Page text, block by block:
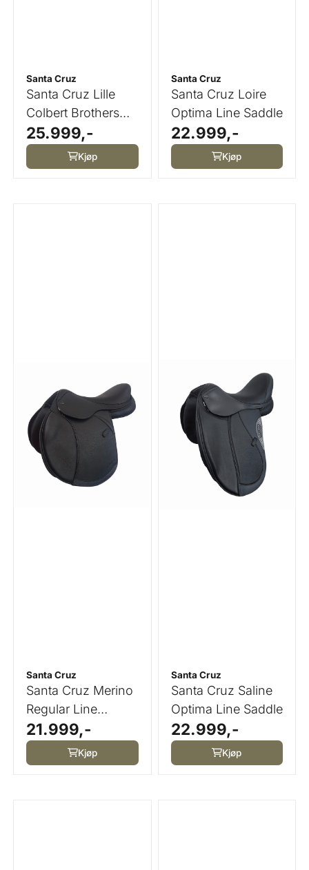
Santa Cruz
Santa Cruz Lille
Colbert Brothers
Line Saddle
25.999,-
Kjøp
Santa Cruz
Santa Cruz Loire
Optima Line Saddle
22.999,-
Kjøp
Santa Cruz
Santa Cruz Merino
Regular Line
Saddle
21.999,-
Kjøp
Santa Cruz
Santa Cruz Saline
Optima Line Saddle
22.999,-
Kjøp